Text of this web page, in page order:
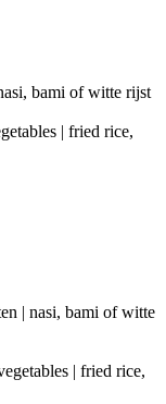
bami of witte rijst
| fried rice,
| nasi, bami of witte
| fried rice,